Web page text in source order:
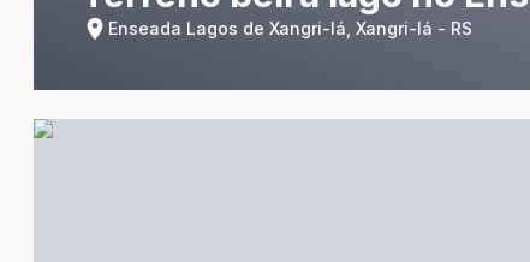
Enseada Lagos de Xangri-lá, Xangri-lá - RS